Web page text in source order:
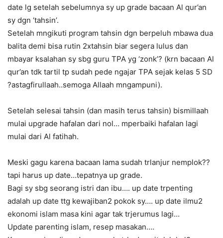
date lg setelah sebelumnya sy up grade bacaan Al qur’an
sy dgn ‘tahsin’.
Setelah mngikuti program tahsin dgn berpeluh mbawa dua
balita demi bisa rutin 2xtahsin biar segera lulus dan
mbayar ksalahan sy sbg guru TPA yg ‘zonk’? (krn bacaan Al
qur’an tdk tartil tp sudah pede ngajar TPA sejak kelas 5 SD
?astagfirullaah..semoga Allaah mngampuni).
Setelah selesai tahsin (dan masih terus tahsin) bismillaah
mulai upgrade hafalan dari nol… mperbaiki hafalan lagi
mulai dari Al fatihah.
Meski gagu karena bacaan lama sudah trlanjur nemplok??
tapi harus up date…tepatnya up grade.
Bagi sy sbg seorang istri dan ibu…. up date trpenting
adalah up date ttg kewajiban2 pokok sy…. up date ilmu2
ekonomi islam masa kini agar tak trjerumus lagi…
Update parenting islam, resep masakan….